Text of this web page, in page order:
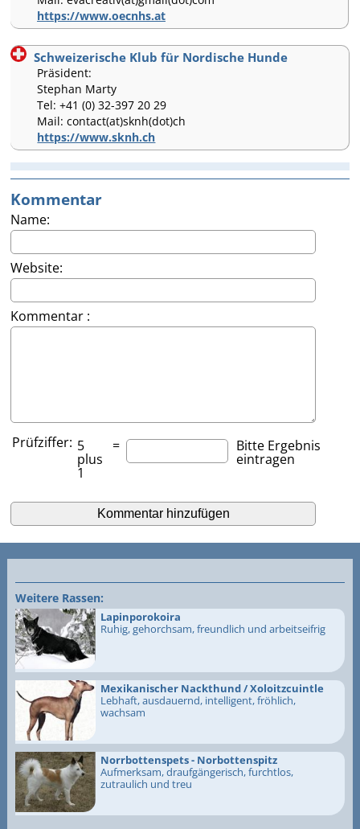
https://www.oecnhs.at
Schweizerische Klub für Nordische Hunde
Präsident:
Stephan Marty
Tel: +41 (0) 32-397 20 29
Mail: contact(at)sknh(dot)ch
https://www.sknh.ch
Kommentar
Name:
Website:
Kommentar :
Prüfziffer: 5
plus
1
= Bitte Ergebnis
eintragen
Weitere Rassen:
Lapinporokoira
Ruhig, gehorchsam, freundlich und arbeitseifrig
Mexikanischer Nackthund / Xoloitzcuintle
Lebhaft, ausdauernd, intelligent, fröhlich,
wachsam
Norrbottenspets - Norbottenspitz
Aufmerksam, draufgängerisch, furchtlos,
zutraulich und treu